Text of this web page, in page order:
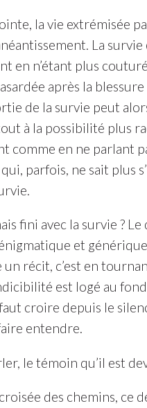
la vie extrémisée
La
en n’étant plus
après la
de la survie peut
à la possibilité plus
en ne parlant
parfois, ne sait plus
fini avec la survie ?
et
récit, c’est en
est logé au
croire depuis le
entendre.
le témoin qu’il est
des chemins, ce